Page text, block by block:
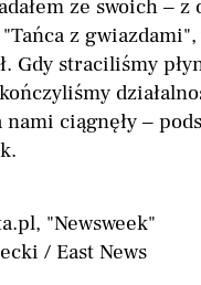
ze swoich – z
z
Gdy straciliśmy
ciągnęły –
"Newsweek"
/ East News